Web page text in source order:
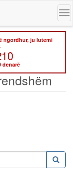
ngordhur, ju lutemi
denarë
Kërko